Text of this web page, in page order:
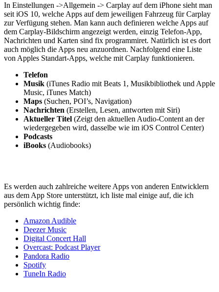
In Einstellungen ->Allgemein -> Carplay auf dem iPhone sieht man
seit iOS 10, welche Apps auf dem jeweiligen Fahrzeug für Carplay
zur Verfügung stehen. Man kann auch definieren welche Apps auf
dem Carplay-Bildschirm angezeigt werden, einzig Telefon-App,
Nachrichten und Karten sind fix programmiret. Natürlich ist es dort
auch möglich die Apps neu anzuordnen. Nachfolgend eine Liste
von Apples Standart-Apps, welche mit Carplay funktionieren.
Telefon
Musik (iTunes Radio mit Beats 1, Musikbibliothek und Apple
Music, iTunes Match)
Maps (Suchen, POI’s, Navigation)
Nachrichten (Erstellen, Lesen, antworten mit Siri)
Aktueller Titel (Zeigt den aktuellen Audio-Content an der
wiedergegeben wird, dasselbe wie im iOS Control Center)
Podcasts
iBooks (Audiobooks)
Es werden auch zahlreiche weitere Apps von anderen Entwicklern
aus dem App Store unterstützt, ich liste mal einige auf, die ich
persönlich wichtig finde:
Amazon Audible
Deezer Music
Digital Concert Hall
Overcast: Podcast Player
Pandora Radio
Spotify
TuneIn Radio